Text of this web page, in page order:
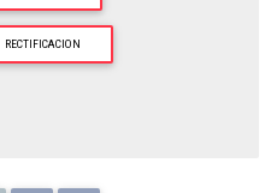
RECTIFICACION